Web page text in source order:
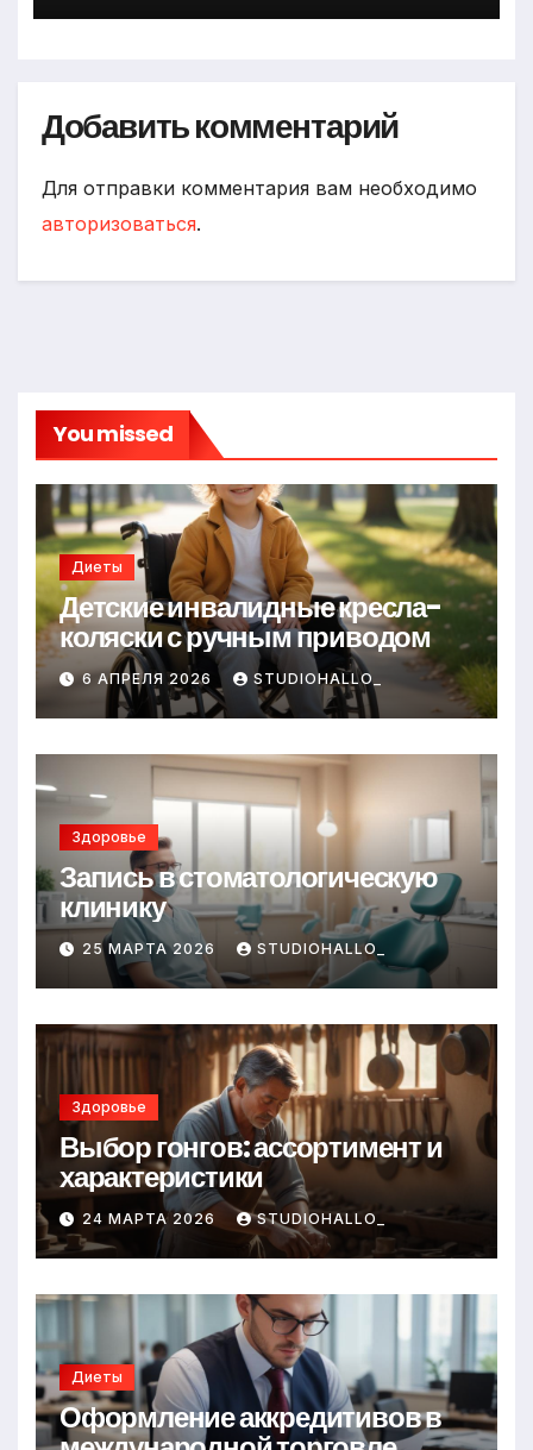
Добавить комментарий
Для отправки комментария вам необходимо
авторизоваться.
You missed
Диеты
Детские инвалидные кресла-
коляски с ручным приводом
6 АПРЕЛЯ 2026 STUDIOHALLO_
Здоровье
Запись в стоматологическую
клинику
25 МАРТА 2026 STUDIOHALLO_
Здоровье
Выбор гонгов: ассортимент и
характеристики
24 МАРТА 2026 STUDIOHALLO_
Диеты
Оформление аккредитивов в